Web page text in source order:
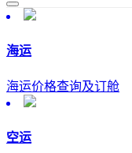
海运
海运价格查询及订舱
空运